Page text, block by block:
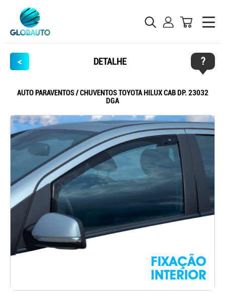
< DETALHE ?
AUTO PARAVENTOS / CHUVENTOS TOYOTA HILUX CAB DP. 23032
DGA